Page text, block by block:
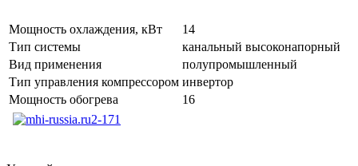
Мощность охлаждения, кВт
14
Тип системы
канальный высоконапорный
Вид применения
полупромышленный
Тип управления компрессором инвертор
Мощность обогрева
16